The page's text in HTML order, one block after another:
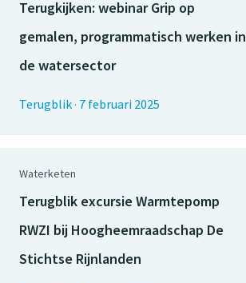
Terugkijken: webinar Grip op
gemalen, programmatisch werken in
de watersector
Terugblik· 7 februari 2025
Waterketen
Terugblik excursie Warmtepomp
RWZI bij Hoogheemraadschap De
Stichtse Rijnlanden